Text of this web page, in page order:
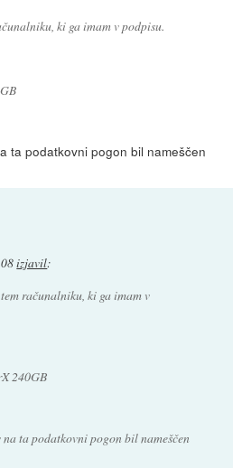
ki ga imam v podpisu.
ta podatkovni pogon bil nameščen
izjavil:
računalniku, ki ga imam v
240GB
ta podatkovni pogon bil nameščen